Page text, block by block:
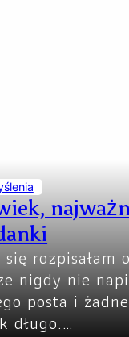
rozpisałam
nigdy nie
posta i
długo.…